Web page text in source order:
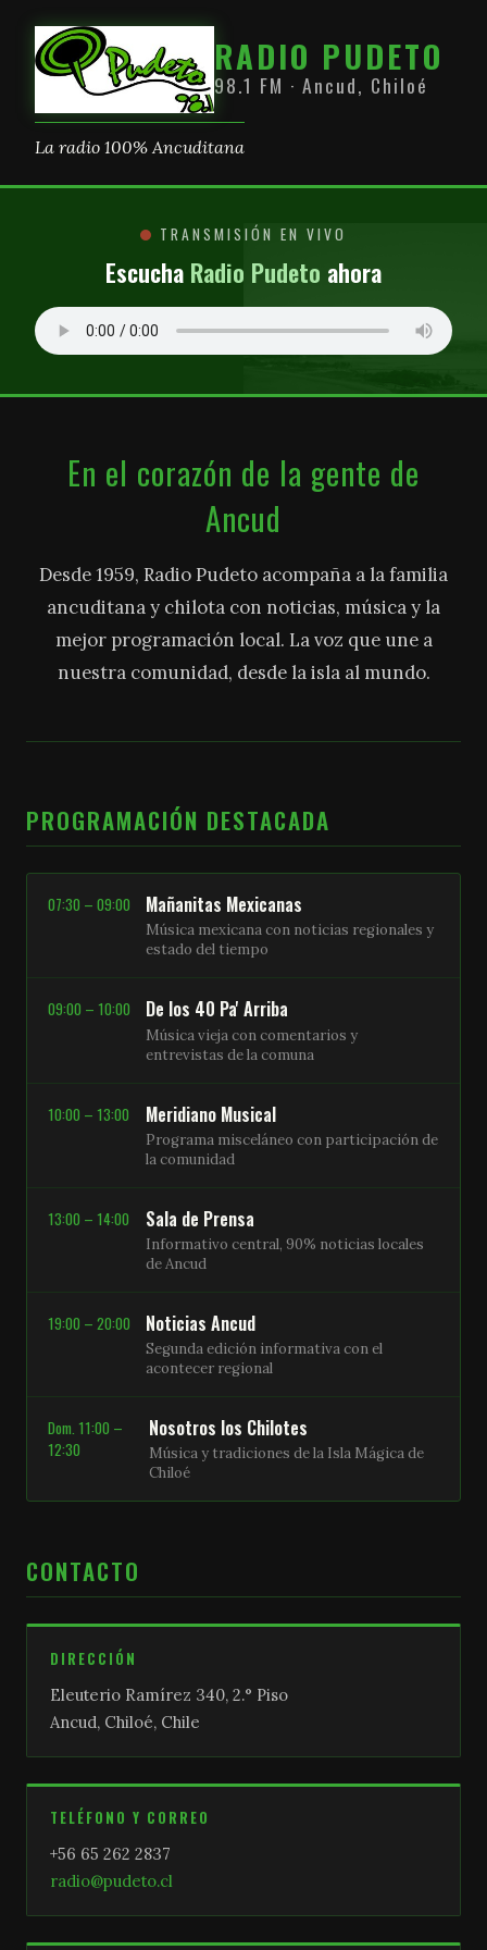
RADIO PUDETO
98.1 FM · Ancud, Chiloé
La radio 100% Ancuditana
TRANSMISIÓN EN VIVO
Escucha Radio Pudeto ahora
En el corazón de la gente de
Ancud
Desde 1959, Radio Pudeto acompaña a la familia
ancuditana y chilota con noticias, música y la
mejor programación local. La voz que une a
nuestra comunidad, desde la isla al mundo.
PROGRAMACIÓN DESTACADA
07:30 – 09:00 Mañanitas Mexicanas
Música mexicana con noticias regionales y
estado del tiempo
09:00 – 10:00 De los 40 Pa' Arriba
Música vieja con comentarios y
entrevistas de la comuna
10:00 – 13:00 Meridiano Musical
Programa misceláneo con participación de
la comunidad
13:00 – 14:00 Sala de Prensa
Informativo central, 90% noticias locales
de Ancud
19:00 – 20:00 Noticias Ancud
Segunda edición informativa con el
acontecer regional
Dom. 11:00 –
12:30
Nosotros los Chilotes
Música y tradiciones de la Isla Mágica de
Chiloé
CONTACTO
DIRECCIÓN
Eleuterio Ramírez 340, 2.° Piso
Ancud, Chiloé, Chile
TELÉFONO Y CORREO
+56 65 262 2837
radio@pudeto.cl